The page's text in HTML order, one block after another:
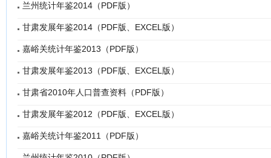
兰州统计年鉴2014（PDF版）
甘肃发展年鉴2014（PDF版、EXCEL版）
嘉峪关统计年鉴2013（PDF版）
甘肃发展年鉴2013（PDF版、EXCEL版）
甘肃省2010年人口普查资料（PDF版）
甘肃发展年鉴2012（PDF版、EXCEL版）
嘉峪关统计年鉴2011（PDF版）